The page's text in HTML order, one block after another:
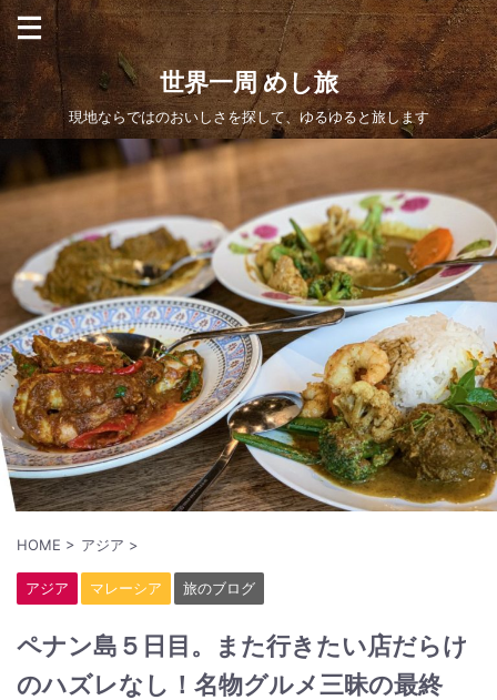
世界一周 めし旅
現地ならではのおいしさを探して、ゆるゆると旅します
HOME > アジア >
アジア マレーシア 旅のブログ
ペナン島５日目。また行きたい店だらけ
のハズレなし！名物グルメ三昧の最終